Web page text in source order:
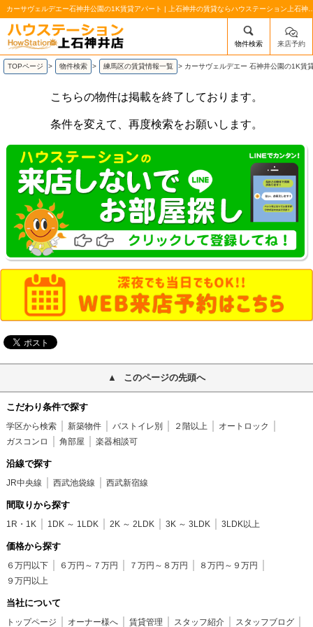
カーサヴェルデエー石神井公園の1K賃貸アパート | 上石
/mobile_img/head-logo.png
物件検索 来店予約
TOPページ > 物件検索 > 練馬区の賃貸情報一覧 > カーサヴェルデエー 石神井公園の1K賃
こちらの物件は掲載を終了しております。
条件を変えて、再度検索をお願いします。
このページの先頭へ
こだわり条件で探す
学区から検索 新築物件 バストイレ別 ２階以上
オートロック
ガスコンロ
角部屋 楽器相談可
沿線で探す
JR中央線 西武池袋線 西武新宿線
間取りから探す
1R・1K 1DK ～ 1LDK 2K ～ 2LDK 3K ～ 3LDK 3LDK以上
価格から探す
６万円以下 ６万円～７万円 ７万円～８万円
８万円～９万円
９万円以上
当社について
トップページ オーナー様へ 賃貸管理 スタッフ紹介 スタッフブログ